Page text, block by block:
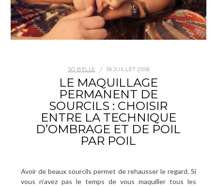
SO BELLE 18 JUILLET 2018
LE MAQUILLAGE
PERMANENT DE
SOURCILS : CHOISIR
ENTRE LA TECHNIQUE
D’OMBRAGE ET DE POIL
PAR POIL
Avoir de beaux sourcils permet de rehausser le regard. Si
vous n’avez pas le temps de vous maquiller tous les